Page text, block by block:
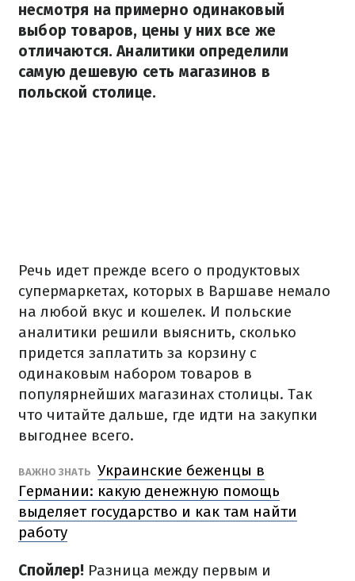
несмотря на примерно одинаковый
выбор товаров, цены у них все же
отличаются. Аналитики определили
самую дешевую сеть магазинов в
польской столице.
Речь идет прежде всего о продуктовых
супермаркетах, которых в Варшаве немало
на любой вкус и кошелек. И польские
аналитики решили выяснить, сколько
придется заплатить за корзину с
одинаковым набором товаров в
популярнейших магазинах столицы. Так
что читайте дальше, где идти на закупки
выгоднее всего.
ВАЖНО ЗНАТЬ Украинские беженцы в
Германии: какую денежную помощь
выделяет государство и как там найти
работу
Спойлер! Разница между первым и